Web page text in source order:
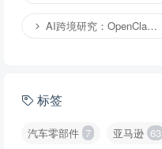
AI跨境研究：OpenClaw小龙虾等应用 （4）
标签
汽车零部件 7 亚马逊 63